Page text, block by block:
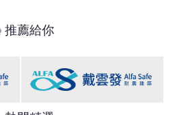
推薦給你